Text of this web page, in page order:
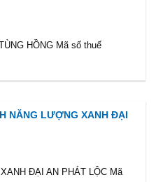
HỒNG Mã số thuế
NĂNG LƯỢNG XANH ĐẠI
ĐẠI AN PHÁT LỘC Mã